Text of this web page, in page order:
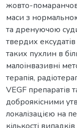
жовто-
маси з
та дренуючою
твердих
таких пухлин в
малоінвазивні
терапія,
VEGF препаратів
доброякісними
локалізацією на